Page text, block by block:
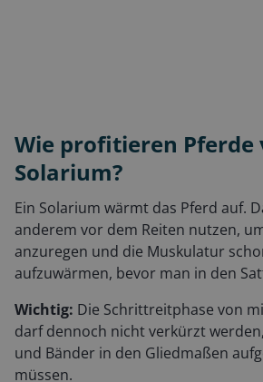
Wie profitieren Pferde
Solarium?
Ein Solarium wärmt das Pferd auf.
anderem vor dem Reiten nutzen,
anzuregen und die Muskulatur
aufzuwärmen, bevor man in den
Wichtig: Die Schrittreitphase von
darf dennoch nicht verkürzt
und Bänder in den Gliedmaßen
müssen.